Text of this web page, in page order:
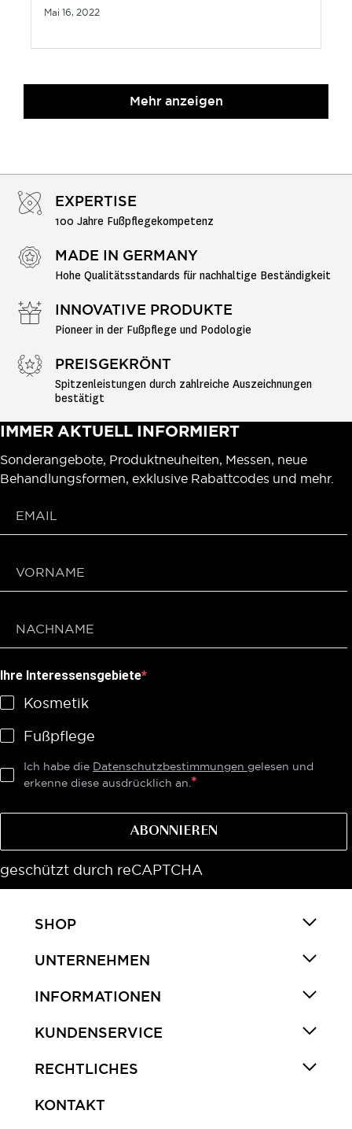
Mai 16, 2022
Mehr anzeigen
EXPERTISE
100 Jahre Fußpflegekompetenz
MADE IN GERMANY
Hohe Qualitätsstandards für nachhaltige Beständigkeit
INNOVATIVE PRODUKTE
Pioneer in der Fußpflege und Podologie
PREISGEKRÖNT
Spitzenleistungen durch zahlreiche Auszeichnungen
bestätigt
IMMER AKTUELL INFORMIERT
Sonderangebote, Produktneuheiten, Messen, neue
Behandlungsformen, exklusive Rabattcodes und mehr.
Ihre Interessensgebiete
Kosmetik
Fußpflege
Ich habe die Datenschutzbestimmungen gelesen und
erkenne diese ausdrücklich an.
ABONNIEREN
geschützt durch reCAPTCHA
SHOP
UNTERNEHMEN
INFORMATIONEN
KUNDENSERVICE
RECHTLICHES
KONTAKT